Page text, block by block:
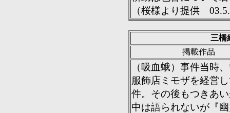
（桜様より提供
三橋
掲載作品
（吸血蛾）事件当時
服飾店ミモザを経営
件。その後もつきあ
中は語られないが『